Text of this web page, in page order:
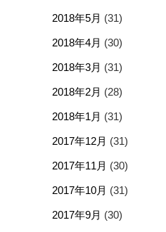
2018年5月 (31)
2018年4月 (30)
2018年3月 (31)
2018年2月 (28)
2018年1月 (31)
2017年12月 (31)
2017年11月 (30)
2017年10月 (31)
2017年9月 (30)